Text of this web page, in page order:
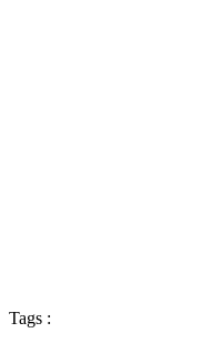
Tags :